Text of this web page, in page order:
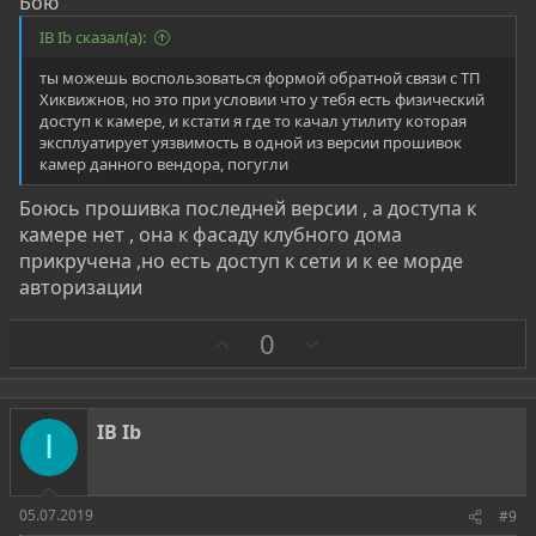
IB Ib сказал(а):
ты можешь воспользоваться формой обратной связи с ТП
Хиквижнов, но это при условии что у тебя есть физический
доступ к камере, и кстати я где то качал утилиту которая
эксплуатирует уязвимость в одной из версии прошивок
камер данного вендора, погугли
Боюсь прошивка последней версии , а доступа к
камере нет , она к фасаду клубного дома
прикручена ,но есть доступ к сети и к ее морде
авторизации
а
0
р
о
I IB Ib
05.07.2019 #9